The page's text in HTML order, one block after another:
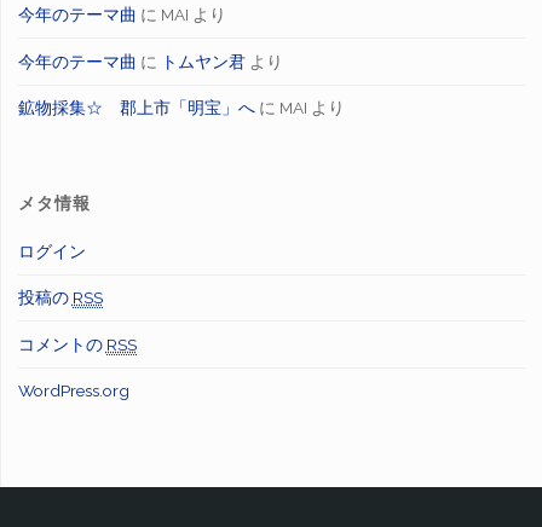
今年のテーマ曲 に MAI より
今年のテーマ曲 に トムヤン君より
鉱物採集☆ 郡上市「明宝」へに MAI より
メタ情報
ログイン
投稿の RSS
コメントの RSS
WordPress.org